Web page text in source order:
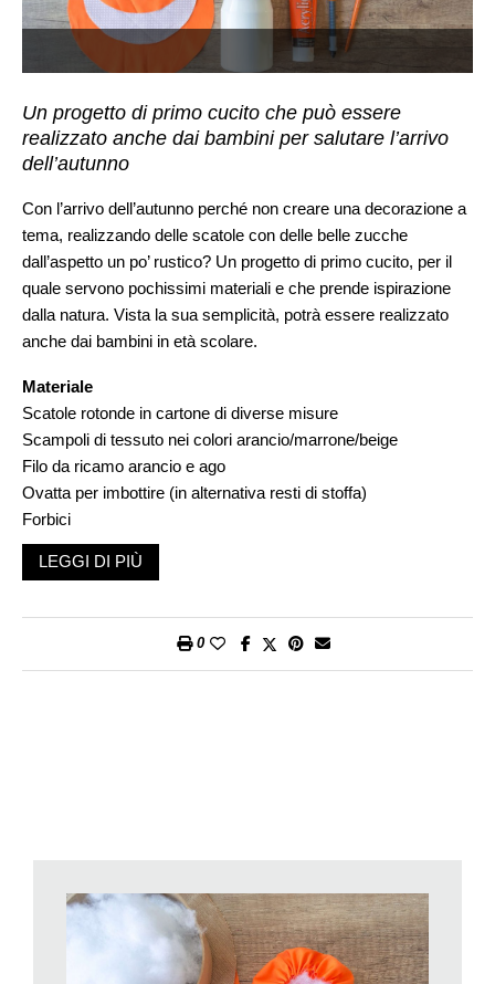
Un progetto di primo cucito che può essere
realizzato anche dai bambini per salutare l’arrivo
dell’autunno
Con l’arrivo dell’autunno perché non creare una decorazione a
tema, realizzando delle scatole con delle belle zucche
dall’aspetto un po’ rustico? Un progetto di primo cucito, per il
quale servono pochissimi materiali e che prende ispirazione
dalla natura. Vista la sua semplicità, potrà essere realizzato
anche dai bambini in età scolare.
Materiale
Scatole rotonde in cartone di diverse misure
Scampoli di tessuto nei colori arancio/marrone/beige
Filo da ricamo arancio e ago
Ovatta per imbottire (in alternativa resti di stoffa)
Forbici
Pittura acrilica bianca e arancione, pennello piatto
Qualche legnetto
Resti di nastri in tinta, cartoncino craft
colore neutro e lasciare al contrario neutri quelli che
accoglieranno le zucche arancioni.
Ritagliate dai tessuti con colori autunnali dei cerchi. Io ho
LEGGI DI PIÙ
0